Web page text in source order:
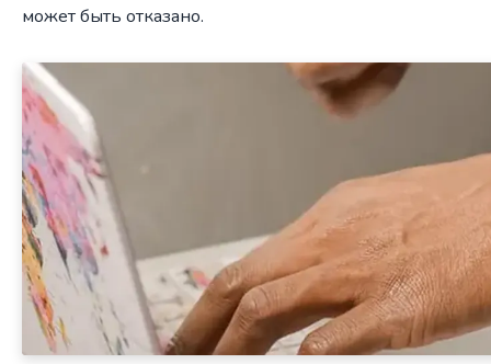
может быть отказано.